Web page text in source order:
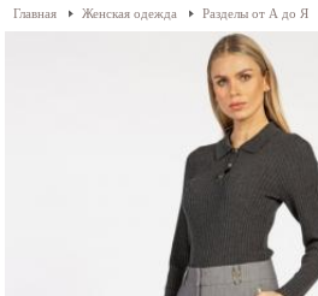
Главная Женская одежда Разделы от А до Я